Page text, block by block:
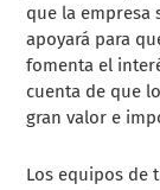
que la empresa
apoyará para
fomenta el
cuenta de que
gran valor e
Los equipos de